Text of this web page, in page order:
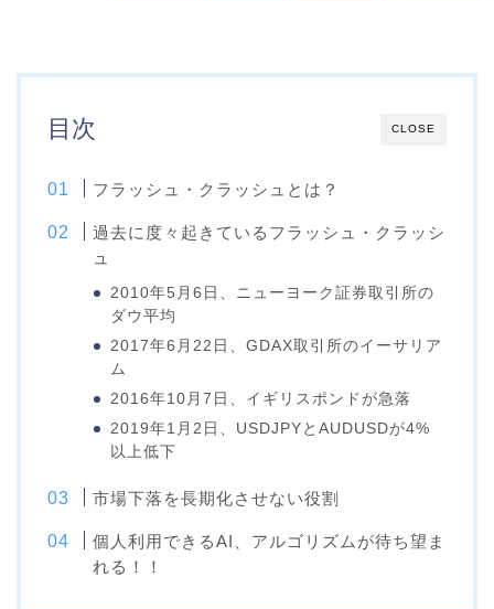
CLOSE
目次
フラッシュ・クラッシュとは？
過去に度々起きているフラッシュ・クラッシ
ュ
2010年5月6日、ニューヨーク証券取引所の
ダウ平均
2017年6月22日、GDAX取引所のイーサリア
ム
2016年10月7日、イギリスポンドが急落
2019年1月2日、USDJPYとAUDUSDが4%
以上低下
市場下落を長期化させない役割
個人利用できるAI、アルゴリズムが待ち望ま
れる！！